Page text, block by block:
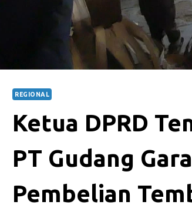
REGIONAL
Ketua DPRD
PT Gudang
Pembelian